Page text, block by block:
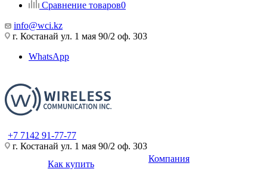
Сравнение товаров0
info@wci.kz
г. Костанай ул. 1 мая 90/2 оф. 303
WhatsApp
+7 7142 91-77-77
г. Костанай ул. 1 мая 90/2 оф. 303
Как купить
Компания